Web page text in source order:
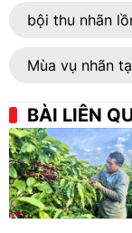
bội thu nhãn
Mùa vụ nhãn
BÀI LIÊN